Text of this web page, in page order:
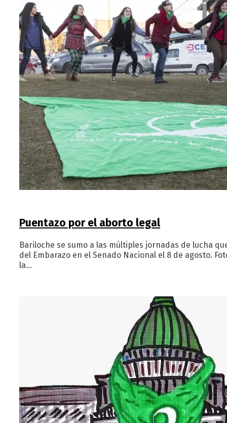
Puentazo por el aborto legal
Bariloche se sumo a las múltiples jornadas de lucha
del Embarazo en el Senado Nacional el 8 de agosto.
la…